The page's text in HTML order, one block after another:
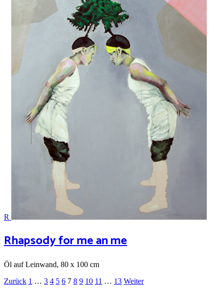
R
Rhapsody for me an me
Öl auf Leinwand, 80 x 100 cm
Beitragsnavigation
Zurück Seite
1 … Seite
3 Seite
4 Seite
5 Seite
6 Seite
7 Seite
8 Seite
9 Seite
10 Seite
11 … Seite
13 Weiter